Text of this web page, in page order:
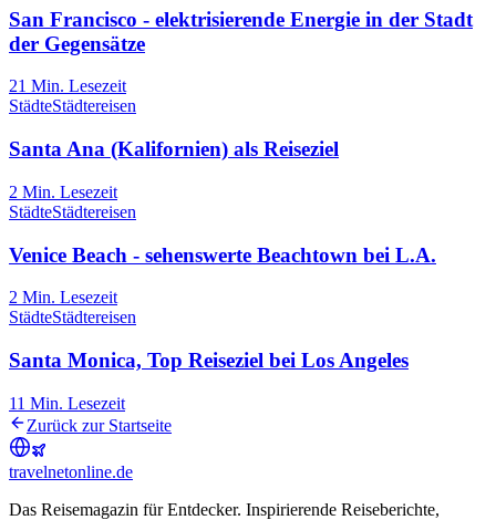
San Francisco - elektrisierende Energie in der Stadt
der Gegensätze
21 Min. Lesezeit
StädteStädtereisen
Santa Ana (Kalifornien) als Reiseziel
2 Min. Lesezeit
StädteStädtereisen
Venice Beach - sehenswerte Beachtown bei L.A.
2 Min. Lesezeit
StädteStädtereisen
Santa Monica, Top Reiseziel bei Los Angeles
11 Min. Lesezeit
Zurück zur Startseite
travelnetonline.de
Das Reisemagazin für Entdecker. Inspirierende Reiseberichte,